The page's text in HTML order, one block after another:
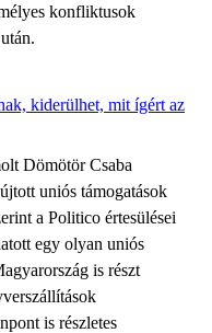
konfliktusok
kiderülhet, mit ígért az
Dömötör Csaba
uniós támogatások
a Politico értesülései
egy olyan uniós
is részt
is részletes